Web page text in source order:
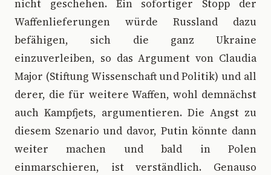
nicht geschehen. Ein sofortiger Stopp der
Waffenlieferungen würde Russland dazu
befähigen, sich die ganz Ukraine
einzuverleiben, so das Argument von Claudia
Major (Stiftung Wissenschaft und Politik) und all
derer, die für weitere Waffen, wohl demnächst
auch Kampfjets, argumentieren. Die Angst zu
diesem Szenario und davor, Putin könnte dann
weiter machen und bald in Polen
einmarschieren, ist verständlich. Genauso